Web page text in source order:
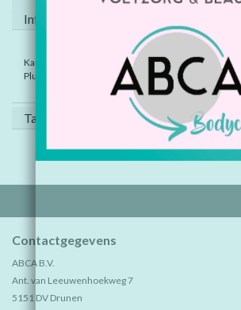
Informatie
Kartonnen schuifdoosje, afmeting 12 x 8 x 4,5.
Pluche muisje:11 cm.
Tags (0)
Contactgegevens
ABCA B.V.
Ant. van Leeuwenhoekweg 7
5151 DV Drunen